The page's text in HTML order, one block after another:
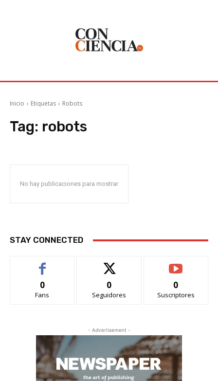
Inicio Etiquetas Robots
Tag: robots
No hay publicaciones para mostrar
STAY CONNECTED
0
Fans
0
Seguidores
0
Suscriptores
- Advertisement -